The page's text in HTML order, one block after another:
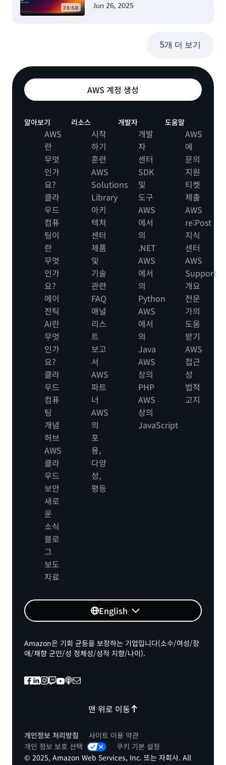
28:50 Jun 26, 2025
5개 더 보기
AWS 계정 생성
알아보기
AWS
란
무엇
인가
요?
클라
우드
컴퓨
팅이
란
무엇
인가
요?
에이
전틱
AI란
무엇
인가
요?
클라
우드
컴퓨
팅
개념
허브
AWS
클라
우드
보안
새로
운
소식
블로
그
보도
자료
리소스
시작
하기
훈련
AWS
Solutions
Library
아키
텍처
센터
제품
및
기술
관련
FAQ
애널
리스
트
보고
서
AWS
파트
너
AWS
의
포
용,
다양
성,
평등
개발자
개발
자
센터
SDK
및
도구
AWS
에서
의
.NET
AWS
에서
의
Python
AWS
에서
의
Java
AWS
상의
PHP
AWS
상의
JavaScript
도움말
AWS
에
문의
지원
티켓
제출
AWS
re:Post
지식
센터
AWS
Support
개요
전문
가의
도움
받기
AWS
접근
성
법적
고지
English
맨 위로 이동
Amazon은 기회 균등을 보장하는 기업입니다(소수/여성/장
애/재향 군인/성 정체성/성적 지향/나이).
개인정보 처리방침
사이트 이용 약관
개인 정보 보호 선택
쿠키 기본 설정
© 2025, Amazon Web Services, Inc. 또는 자회사. All